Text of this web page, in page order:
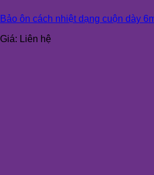
Bảo ôn cách nhiệt dạng cuộn dày
Giá: Liên hệ